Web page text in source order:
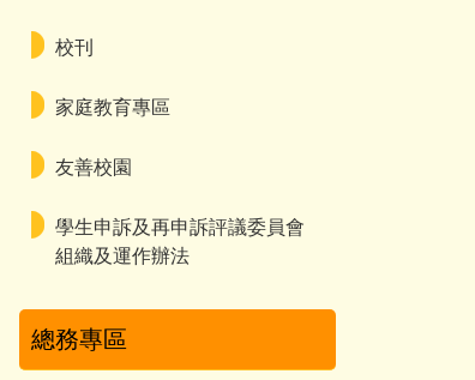
校刊
家庭教育專區
友善校園
學生申訴及再申訴評議委員會
組織及運作辦法
總務專區